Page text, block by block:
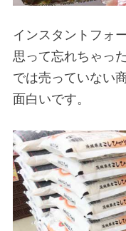
インスタントフォ
思って忘れちゃっ
では売っていない
面白いです。